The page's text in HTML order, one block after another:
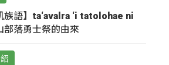
族語】ta‘avalra ‘i tatolohae ni
部落勇士祭的由來